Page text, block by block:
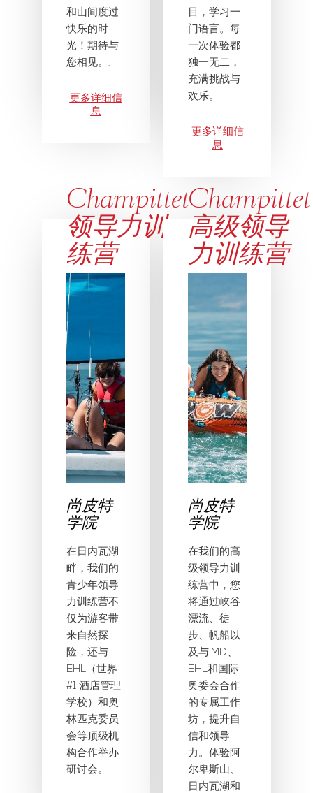
和山间度过
快乐的时
光！期待与
您相见。.
更多详细信
息
目，学习一
门语言。每
一次体验都
独一无二，
充满挑战与
欢乐。.
更多详细信
息
Champittet
领导力训
练营
尚皮特
学院
在日内瓦湖
畔，我们的
青少年领导
力训练营不
仅为游客带
来自然探
险，还与
EHL（世界
#1 酒店管理
学校）和奥
林匹克委员
会等顶级机
构合作举办
研讨会。
Champittet
高级领导
力训练营
尚皮特
学院
在我们的高
级领导力训
练营中，您
将通过峡谷
漂流、徒
步、帆船以
及与IMD、
EHL和国际
奥委会合作
的专属工作
坊，提升自
信和领导
力。体验阿
尔卑斯山、
日内瓦湖和